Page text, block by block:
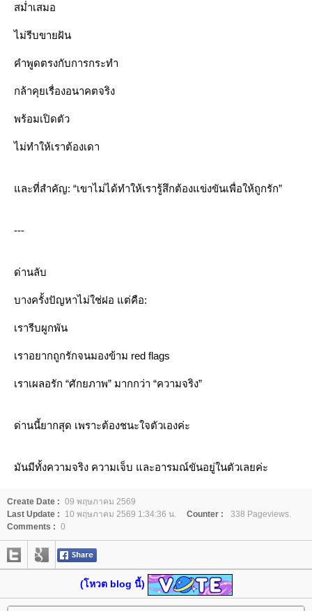
สม่ำเสมอ
ไม่รีบขายฝัน
คำพูดตรงกับการกระทำ
กล้าคุยเรื่องอนาคตจริง
พร้อมเปิดตัว
ไม่ทำให้เราต้องเดา
ละที่สำคัญ: “เขาไม่ได้ทำให้เรารู้สึกต้องแข่งขันเพื่อให้ถูกรัก”
---
ด่านลับ
บางครั้งปัญหาไม่ใช่ฝอ แต่คือ:
เรารีบผูกพัน
เราอยากถูกรักจนมองข้าม red flags
เราเผลอรัก “ศักยภาพ” มากกว่า “ความจริง”
ด่านนี้ยากสุด เพราะต้องชนะใจตัวเองค่ะ
มันมีทั้งความจริง ความเจ็บ และอารมณ์ขันอยู่ในตัวเลยค่ะ
Create Date : 09 พฤษภาคม 2569
Last Update :
10 พฤษภาคม 2569 1:34:36 น. Counter :
338 Pageviews.
Comments : 0
(โหวต blog นี้)